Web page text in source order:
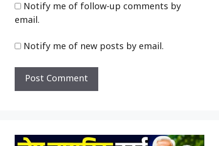
Notify me of follow-up comments by
email.
Notify me of new posts by email.